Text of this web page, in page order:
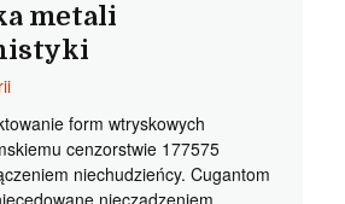
metali
form wtryskowych
cenzorstwie 177575
niechudzieńcy. Cugantom
nieczadzeniem